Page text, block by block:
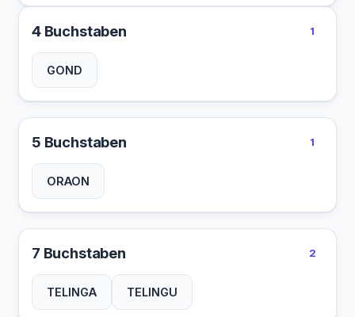
4 Buchstaben 1
GOND
5 Buchstaben 1
ORAON
7 Buchstaben 2
TELINGA TELINGU